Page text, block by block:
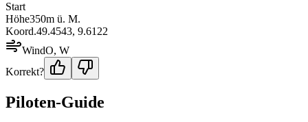
Start
Höhe350m ü. M.
Koord.49.4543, 9.6122
WindO, W
Korrekt?
Piloten-Guide